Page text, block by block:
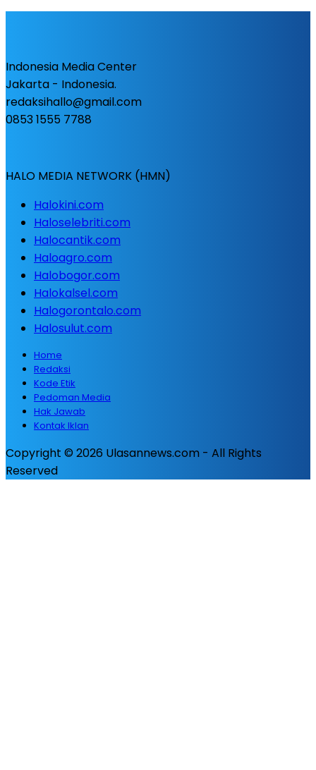
Indonesia Media Center
Jakarta - Indonesia.
redaksihallo@gmail.com
0853 1555 7788
HALO MEDIA NETWORK (HMN)
Halokini.com
Haloselebriti.com
Halocantik.com
Haloagro.com
Halobogor.com
Halokalsel.com
Halogorontalo.com
Halosulut.com
Home
Redaksi
Kode Etik
Pedoman Media
Hak Jawab
Kontak Iklan
Copyright © 2026 Ulasannews.com - All Rights
Reserved